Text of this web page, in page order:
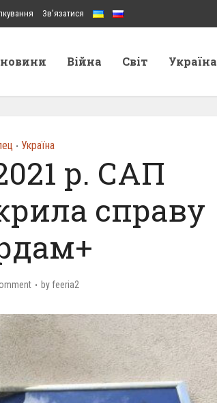
Зв’язатися
новини Війна Світ Україна
• Україна
р. САП
справу
by feeria2